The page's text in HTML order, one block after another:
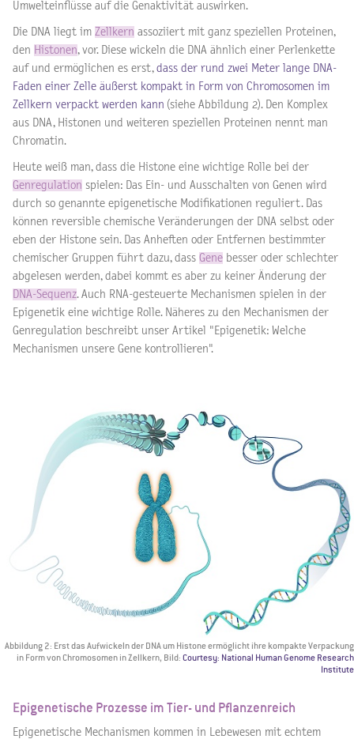
Umwelteinflüsse auf die Genaktivität auswirken.
Die DNA liegt im Zellkern assoziiert mit ganz speziellen Proteinen,
den Histonen, vor. Diese wickeln die DNA ähnlich einer Perlenkette
auf und ermöglichen es erst, dass der rund zwei Meter lange DNA-
Faden einer Zelle äußerst kompakt in Form von Chromosomen im
Zellkern verpackt werden kann (siehe Abbildung 2). Den Komplex
aus DNA, Histonen und weiteren speziellen Proteinen nennt man
Chromatin.
Heute weiß man, dass die Histone eine wichtige Rolle bei der
Genregulation spielen: Das Ein- und Ausschalten von Genen wird
durch so genannte epigenetische Modifikationen reguliert. Das
können reversible chemische Veränderungen der DNA selbst oder
eben der Histone sein. Das Anheften oder Entfernen bestimmter
chemischer Gruppen führt dazu, dass Gene besser oder schlechter
abgelesen werden, dabei kommt es aber zu keiner Änderung der
DNA-Sequenz. Auch RNA-gesteuerte Mechanismen spielen in der
Epigenetik eine wichtige Rolle. Näheres zu den Mechanismen der
Genregulation beschreibt unser Artikel "Epigenetik: Welche
Mechanismen unsere Gene kontrollieren".
Abbildung 2: Erst das Aufwickeln der DNA um Histone ermöglicht ihre kompakte Verpackung
in Form von Chromosomen in Zellkern, Bild: Courtesy: National Human Genome Research
Institute
Epigenetische Prozesse im Tier- und Pflanzenreich
Epigenetische Mechanismen kommen in Lebewesen mit echtem